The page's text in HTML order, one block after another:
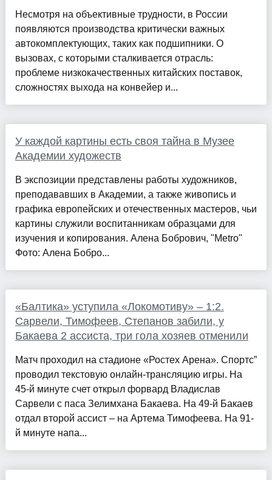
Несмотря на объективные трудности, в России
появляются производства критически важных
автокомплектующих, таких как подшипники. О
вызовах, с которыми сталкивается отрасль:
проблеме низкокачественных китайских поставок,
сложностях выхода на конвейер и...
У каждой картины есть своя тайна в Музее
Академии художеств
В экспозиции представлены работы художников,
преподававших в Академии, а также живопись и
графика европейских и отечественных мастеров, чьи
картины служили воспитанникам образцами для
изучения и копирования. Алена Бобрович, "Metro"
Фото: Алена Бобро...
«Балтика» уступила «Локомотиву» – 1:2.
Сарвели, Тимофеев, Степанов забили, у
Бакаева 2 ассиста, три гола хозяев отменили
Матч проходил на стадионе «Ростех Арена». Спортс”
проводил текстовую онлайн-трансляцию игры. На
45-й минуте счет открыл форвард Владислав
Сарвели с паса Зелимхана Бакаева. На 49-й Бакаев
отдал второй ассист – на Артема Тимофеева. На 91-
й минуте напа...